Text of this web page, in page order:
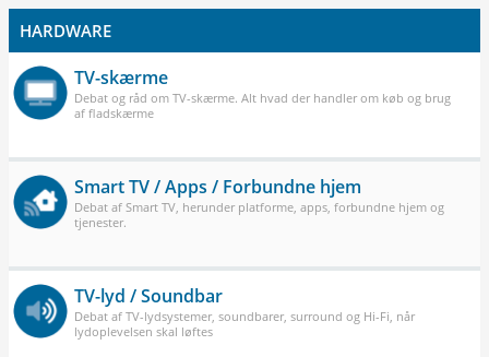
HARDWARE
TV-skærme
Debat og råd om TV-skærme. Alt hvad der handler om køb og brug
af fladskærme
Smart TV / Apps / Forbundne hjem
Debat af Smart TV, herunder platforme, apps, forbundne hjem og
tjenester.
TV-lyd / Soundbar
Debat af TV-lydsystemer, soundbarer, surround og Hi-Fi, når
lydoplevelsen skal løftes